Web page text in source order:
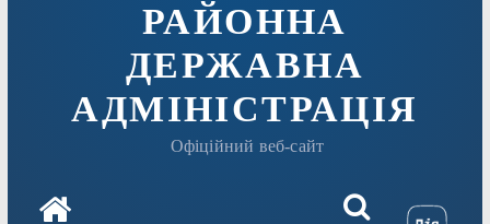
РАЙОННА
ДЕРЖАВНА
АДМІНІСТРАЦІЯ
Офіційний веб-сайт